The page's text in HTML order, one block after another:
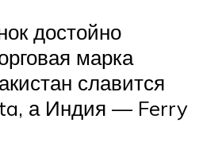
достойно
марка
славится
а Индия — Ferry